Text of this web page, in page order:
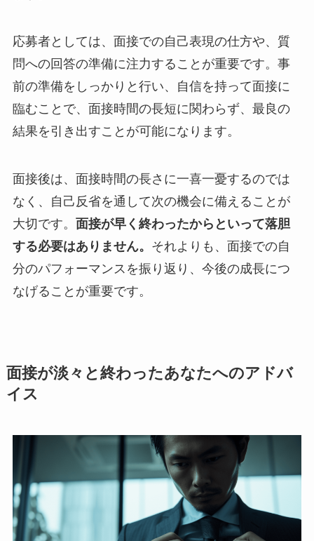
応募者としては、面接での自己表現の仕方や、質
問への回答の準備に注力することが重要です。事
前の準備をしっかりと行い、自信を持って面接に
臨むことで、面接時間の長短に関わらず、最良の
結果を引き出すことが可能になります。
面接後は、面接時間の長さに一喜一憂するのでは
なく、自己反省を通して次の機会に備えることが
大切です。 面接が早く終わったからといって落胆
する必要はありません。 それよりも、面接での自
分のパフォーマンスを振り返り、今後の成長につ
なげることが重要です。
面接が淡々と終わったあなたへのアドバ
イス